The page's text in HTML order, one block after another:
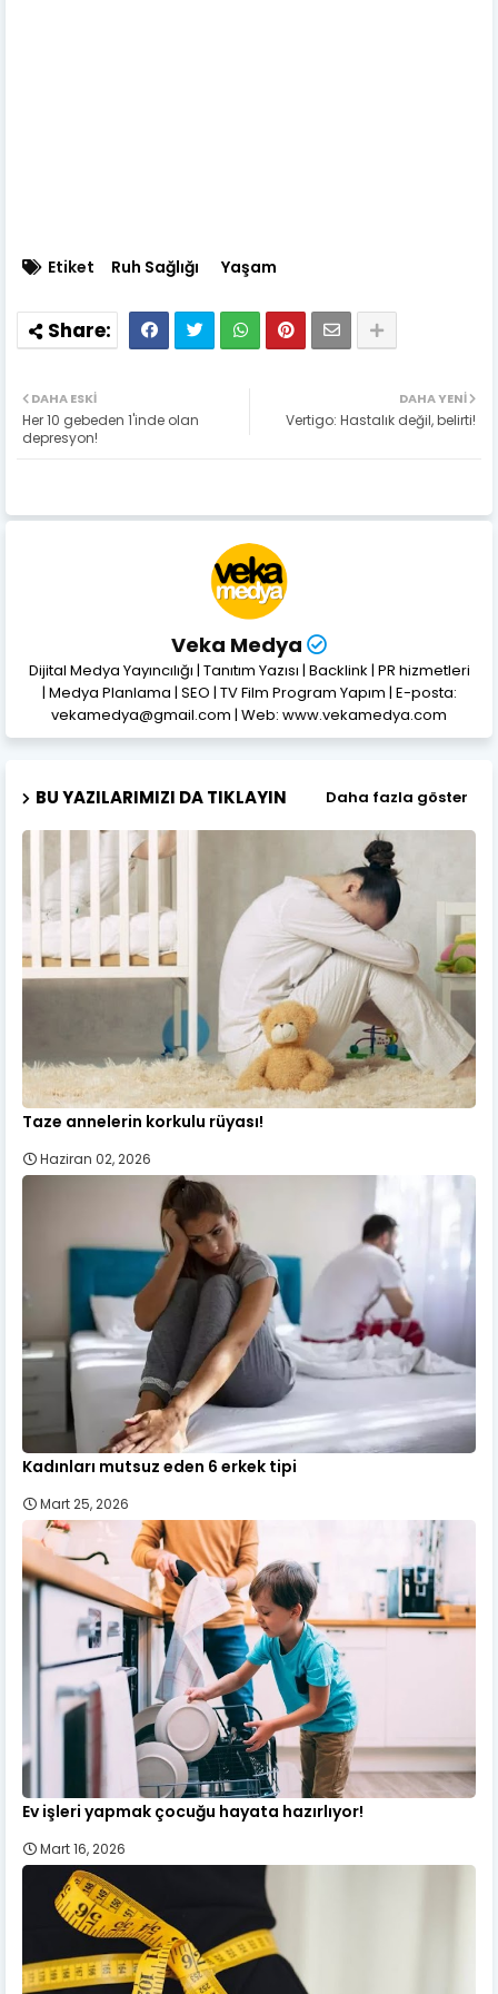
Etiket Ruh Sağlığı Yaşam
DAHA YENI
Vertigo: Hastalık değil, belirti!
DAHA ESKI
Her 10 gebeden 1'inde olan
depresyon!
Veka Medya
Dijital Medya Yayıncılığı | Tanıtım Yazısı | Backlink | PR hizmetleri
| Medya Planlama | SEO | TV Film Program Yapım | E-posta:
vekamedya@gmail.com | Web: www.vekamedya.com
BU YAZILARIMIZI DA TIKLAYIN Daha fazla göster
Taze annelerin korkulu rüyası!
Haziran 02, 2026
Kadınları mutsuz eden 6 erkek tipi
Mart 25, 2026
Ev işleri yapmak çocuğu hayata hazırlıyor!
Mart 16, 2026